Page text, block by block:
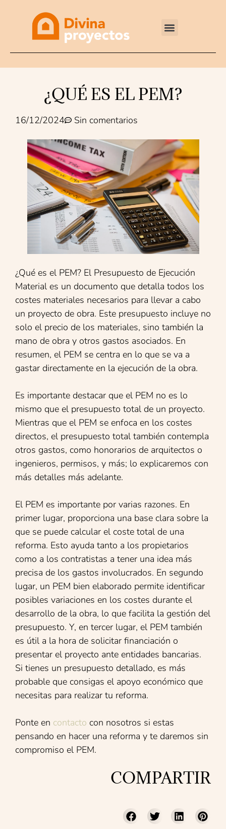
¿QUÉ ES EL PEM?
16/12/2024 Sin comentarios
¿Qué es el PEM? El Presupuesto de Ejecución
Material es un documento que detalla todos los
costes materiales necesarios para llevar a cabo
un proyecto de obra. Este presupuesto incluye no
solo el precio de los materiales, sino también la
mano de obra y otros gastos asociados. En
resumen, el PEM se centra en lo que se va a
gastar directamente en la ejecución de la obra.
Es importante destacar que el PEM no es lo
mismo que el presupuesto total de un proyecto.
Mientras que el PEM se enfoca en los costes
directos, el presupuesto total también contempla
otros gastos, como honorarios de arquitectos o
ingenieros, permisos, y más; lo explicaremos con
más detalles más adelante.
El PEM es importante por varias razones. En
primer lugar, proporciona una base clara sobre la
que se puede calcular el coste total de una
reforma. Esto ayuda tanto a los propietarios
como a los contratistas a tener una idea más
precisa de los gastos involucrados. En segundo
lugar, un PEM bien elaborado permite identificar
posibles variaciones en los costes durante el
desarrollo de la obra, lo que facilita la gestión del
presupuesto. Y, en tercer lugar, el PEM también
es útil a la hora de solicitar financiación o
presentar el proyecto ante entidades bancarias.
Si tienes un presupuesto detallado, es más
probable que consigas el apoyo económico que
necesitas para realizar tu reforma.
Ponte en contacto con nosotros si estas
pensando en hacer una reforma y te daremos sin
compromiso el PEM.
COMPARTIR